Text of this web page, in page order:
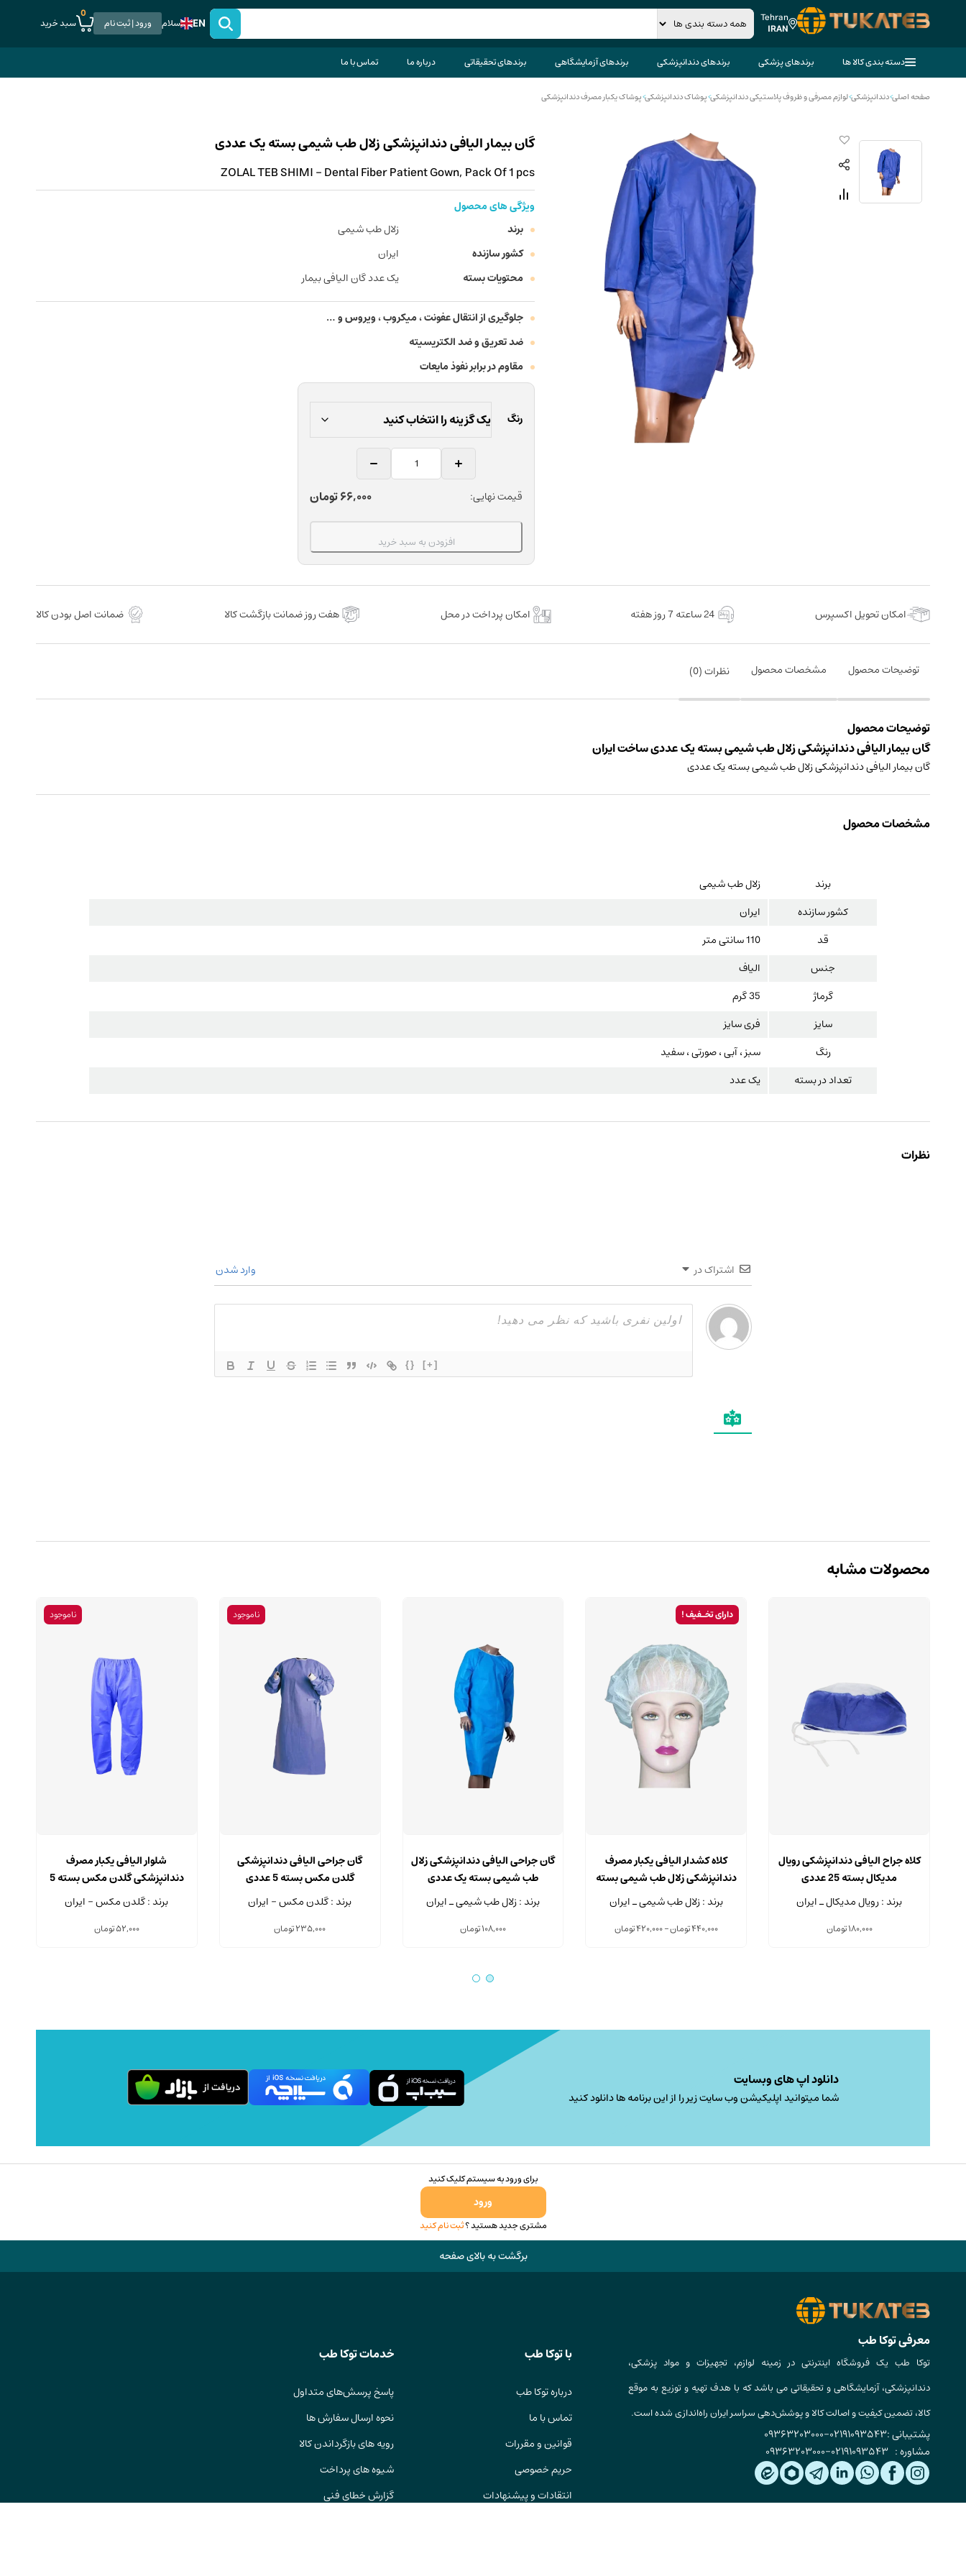
Tehran
IRAN
EN سلام ورود | ثبت نام
0
سبد خرید
دسته بندی کالا ها برندهای پزشکی برندهای دندانپزشکی برندهای آزمایشگاهی برندهای تحقیقاتی درباره ما تماس با ما
صفحه اصلی>دندانپزشکی>لوازم مصرفی و ظروف پلاستیکی دندانپزشکی>پوشاک دندانپزشکی>پوشاک یکبار مصرف دندانپزشکی
گان بیمار الیافی دندانپزشکی زلال طب شیمی بسته یک عددی
ZOLAL TEB SHIMI - Dental Fiber Patient Gown, Pack Of 1 pcs
ویژگی های محصول
برند
زلال طب شیمی
کشور سازنده
ایران
محتویات بسته
یک عدد گان الیافی بیمار
جلوگیری از انتقال عفونت ، میکروب ، ویروس و …
ضد تعریق و ضد الکتریسیته
مقاوم در برابر نفوذ مایعات
رنگ
گان
زلال
طب
قیمت نهایی: 66,000تومان
افزودن به سبد خرید
امکان تحویل اکسپرس 24 ساعته 7 روز هفته امکان پرداخت در محل هفت روز ضمانت بازگشت کالا ضمانت اصل بودن کالا
توضیحات محصول مشخصات محصول نظرات (0
)
توضیحات محصول
گان بیمار الیافی دندانپزشکی زلال طب شیمی بسته یک عددی ساخت ایران
گان بیمار الیافی دندانپزشکی زلال طب شیمی بسته یک عددی
مشخصات محصول
برند
زلال طب شیمی
کشور سازنده
ایران
قد
110 سانتی متر
جنس
الیاف
گرماژ
35 گرم
سایز
فری سایز
رنگ
سبز ، آبی ، صورتی ، سفید
تعداد در بسته
یک عدد
نظرات
اشتراک در وارد شدن
{} [+]
محصولات مشابه
کلاه جراح الیافی دندانپزشکی رویال
مدیکال بسته 25 عددی
برند : رویال مدیکال ـ ایران
180,000تومان
دارای تخـفیف !
محصول
دارای
انواع
مختلفی
می
در
شوند
کلاه کشدار الیافی یکبار مصرف
دندانپزشکی زلال طب شیمی بسته
25 عددی
برند : زلال طب شیمی ـ ایران
440,000تومان–
420,000تومانPrice
گان جراحی الیافی دندانپزشکی زلال
طب شیمی بسته یک عددی
برند : زلال طب شیمی ـ ایران
108,000تومان
ناموجود
محصول
دارای
انواع
مختلفی
در
محصول
انتخاب
شوند
گان جراحی الیافی دندانپزشکی
گلدن مکس بسته 5 عددی
برند : گلدن مکس - ایران
235,000تومان
ناموجود
محصول
دارای
انواع
مختلفی
در
شلوار الیافی یکبار مصرف
دندانپزشکی گلدن مکس بسته 5
عددی
برند : گلدن مکس - ایران
52,000تومان
دانلود اپ های وبسایت
شما میتوانید اپلیکیشن وب سایت زیر را از این برنامه ها دانلود کنید
برای ورود به سیستم کلیک کنید
ورود
مشتری جدید هستید ؟ثبت نام کنید
برگشت به بالای صفحه
معرفی توکا طب
توکا طب یک فروشگاه اینترنتی در زمینه لوازم، تجهیزات و مواد پزشکی،
دندانپزشکی، آزمایشگاهی و تحقیقاتی می باشد که با هدف تهیه و توزیع به موقع
کالا، تضمین کیفیت و اصالت کالا و پوشش‌دهی سراسر ایران راه‌اندازی شده است.
پشتیبانی :02191093543
-
09363203000
مشاوره : 02191093543
-
09363203000
با توکا طب
درباره توکا طب
تماس با ما
قوانین و مقررات
حریم خصوصی
انتقادات و پیشنهادات
خدمات توکا طب
پاسخ پرسش‌های متداول
نحوه ارسال سفارش ها
رویه های بازگرداندن کالا
شیوه های پرداخت
گزارش خطای فنی